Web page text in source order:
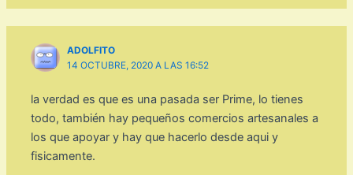
ADOLFITO
14 OCTUBRE, 2020 A LAS 16:52
la verdad es que es una pasada ser Prime, lo tienes
todo, también hay pequeños comercios artesanales a
los que apoyar y hay que hacerlo desde aqui y
fisicamente.